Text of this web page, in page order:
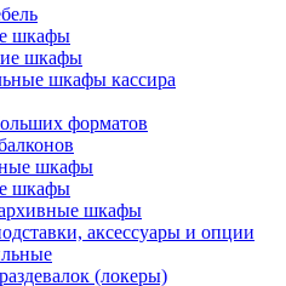
шкафы
шкафы
шкафы кассира
форматов
шкафы
шкафы
шкафы
аксессуары и опции
(локеры)